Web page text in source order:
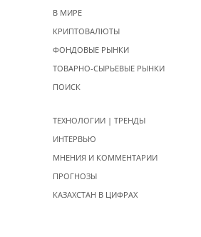
В МИРЕ
КРИПТОВАЛЮТЫ
ФОНДОВЫЕ РЫНКИ
ТОВАРНО-СЫРЬЕВЫЕ РЫНКИ
ПОИСК
ТЕХНОЛОГИИ | ТРЕНДЫ
ИНТЕРВЬЮ
МНЕНИЯ И КОММЕНТАРИИ
ПРОГНОЗЫ
КАЗАХСТАН В ЦИФРАХ